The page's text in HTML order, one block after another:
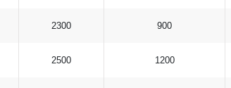
2300 900
2500 1200